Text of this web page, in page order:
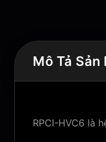
Mô Tả Sản
RPCI-HVC6 là